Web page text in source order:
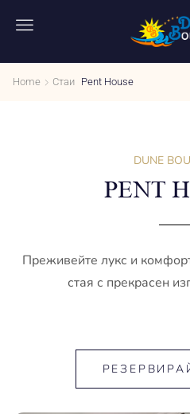
Home Стаи Pent House
DUNE
PENT
Преживейте лукс и
стая с прекрасен